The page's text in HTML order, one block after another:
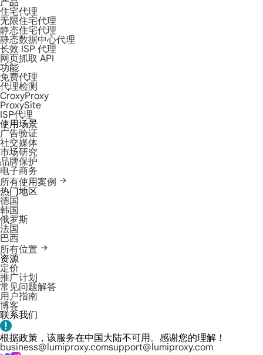
产品
住宅代理
无限住宅代理
静态住宅代理
静态数据中心代理
长效 ISP 代理
网页抓取 API
功能
免费代理
代理检测
CroxyProxy
ProxySite
ISP代理
使用场景
广告验证
社交媒体
市场研究
品牌保护
电子商务
所有使用案例
热门地区
德国
韩国
俄罗斯
法国
巴西
所有位置
资源
定价
推广计划
常见问题解答
用户指南
博客
联系我们
根据政策，该服务在中国大陆不可用。感谢您的理解！
business@lumiproxy.comsupport@lumiproxy.com